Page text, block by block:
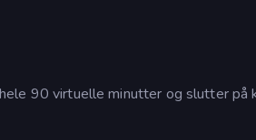
90 virtuelle minutter og slutter på